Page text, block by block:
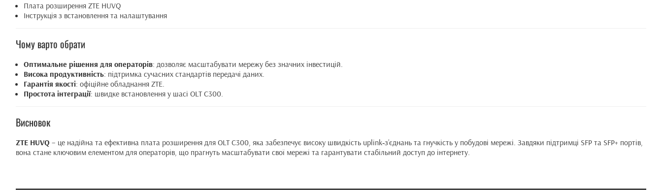
Плата розширення ZTE HUVQ
Інструкція з встановлення та налаштування
Чому варто обрати
Оптимальне рішення для операторів: дозволяє масштабувати мережу без значних інвестицій.
Висока продуктивність: підтримка сучасних стандартів передачі даних.
Гарантія якості: офіційне обладнання ZTE.
Простота інтеграції: швидке встановлення у шасі OLT C300.
Висновок
ZTE HUVQ – це надійна та ефективна плата розширення для OLT C300, яка забезпечує високу швидкість uplink‑з’єднань та гнучкість у побудові мережі. Завдяки підтримці SFP та SFP+ портів,
вона стане ключовим елементом для операторів, що прагнуть масштабувати свої мережі та гарантувати стабільний доступ до інтернету.